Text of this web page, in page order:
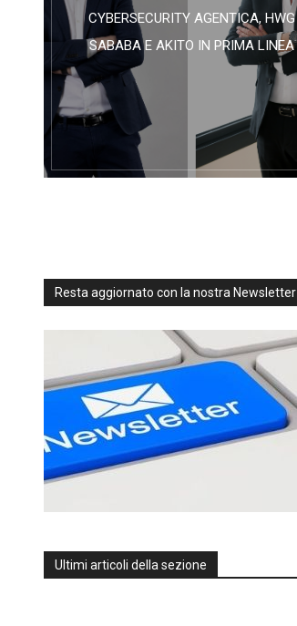
CYBERSECURITY AGENTICA, HWG
SABABA E AKITO IN PRIMA LINEA
Resta aggiornato con la nostra Newsletter
Ultimi articoli della sezione